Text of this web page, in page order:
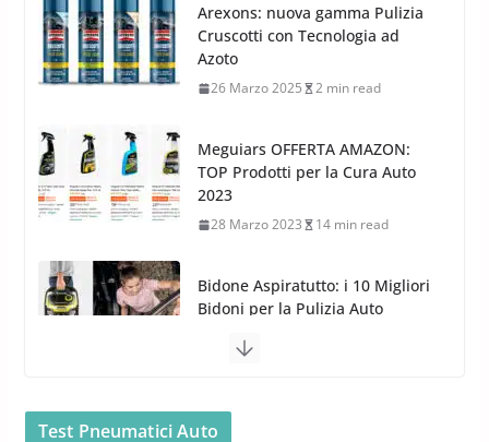
l’acquisizione di Reedijk
3 Dicembre 2024 3 min read
Meguiars OFFERTA AMAZON:
TOP Prodotti per la Cura Auto
2023
28 Marzo 2023 14 min read
Bidone Aspiratutto: i 10 Migliori
Bidoni per la Pulizia Auto
6 Maggio 2022
Gun per la tua Idropulitrice?
5 Maggio 2022 2 min read
Car Care
Test Pneumatici Auto